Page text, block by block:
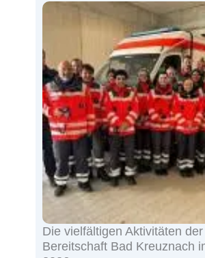
Die vielfältigen Aktivitäten
Bereitschaft Bad Kreuznach